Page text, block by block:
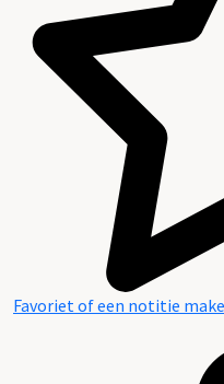
Favoriet of een notitie